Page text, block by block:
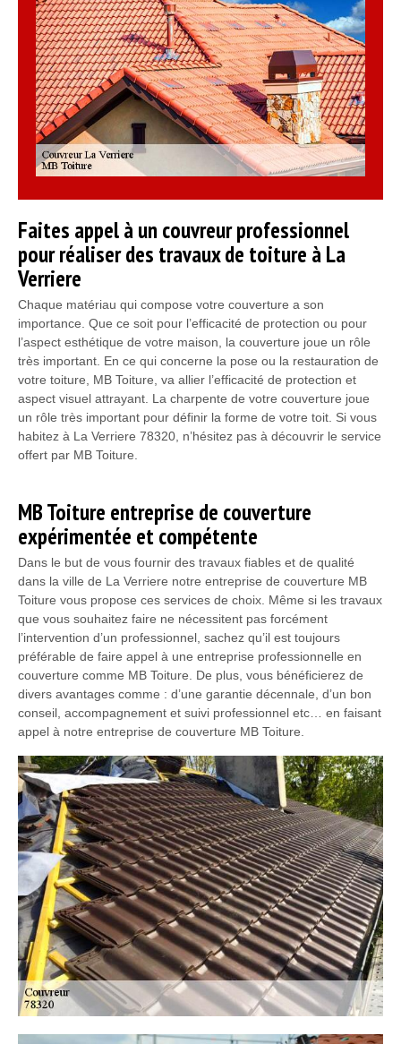
Faites appel à un couvreur professionnel
pour réaliser des travaux de toiture à La
Verriere
Chaque matériau qui compose votre couverture a son
importance. Que ce soit pour l’efficacité de protection ou pour
l’aspect esthétique de votre maison, la couverture joue un rôle
très important. En ce qui concerne la pose ou la restauration de
votre toiture, MB Toiture, va allier l’efficacité de protection et
aspect visuel attrayant. La charpente de votre couverture joue
un rôle très important pour définir la forme de votre toit. Si vous
habitez à La Verriere 78320, n’hésitez pas à découvrir le service
offert par MB Toiture.
MB Toiture entreprise de couverture
expérimentée et compétente
Dans le but de vous fournir des travaux fiables et de qualité
dans la ville de La Verriere notre entreprise de couverture MB
Toiture vous propose ces services de choix. Même si les travaux
que vous souhaitez faire ne nécessitent pas forcément
l’intervention d’un professionnel, sachez qu’il est toujours
préférable de faire appel à une entreprise professionnelle en
couverture comme MB Toiture. De plus, vous bénéficierez de
divers avantages comme : d’une garantie décennale, d’un bon
conseil, accompagnement et suivi professionnel etc… en faisant
appel à notre entreprise de couverture MB Toiture.